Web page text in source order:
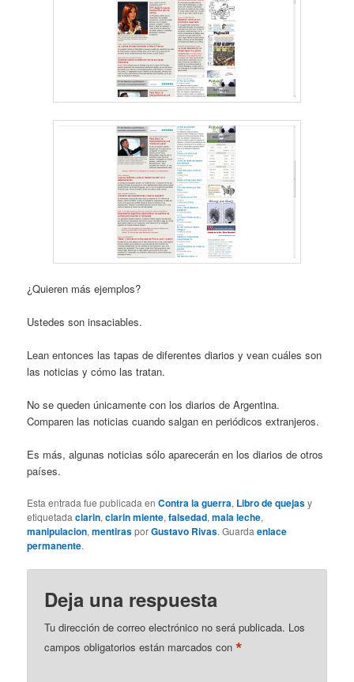
¿Quieren más ejemplos?
Ustedes son insaciables.
Lean entonces las tapas de diferentes diarios y vean cuáles son
las noticias y cómo las tratan.
No se queden únicamente con los diarios de Argentina.
Comparen las noticias cuando salgan en periódicos extranjeros.
Es más, algunas noticias sólo aparecerán en los diarios de otros
países.
Esta entrada fue publicada enContra la guerra, Libro de quejasy
etiquetadaclarin,clarin miente,falsedad,mala leche,
manipulacion,mentirasporGustavo Rivas. Guardaenlace
permanente.
Deja una respuesta
Tu dirección de correo electrónico no será publicada. Los
campos obligatorios están marcados con*